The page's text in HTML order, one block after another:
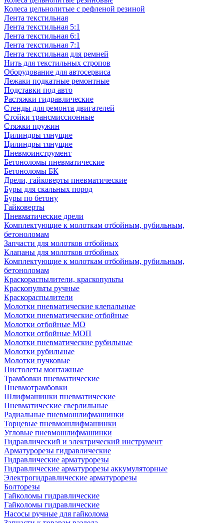
Колеса цельнолитые с рефленой резиной
Лента текстильная
Лента текстильная 5:1
Лента текстильная 6:1
Лента текстильная 7:1
Лента текстильная для ремней
Нить для текстильных стропов
Оборудование для автосервиса
Лежаки подкатные ремонтные
Подставки под авто
Растяжки гидравлические
Стенды для ремонта двигателей
Стойки трансмиссионные
Стяжки пружин
Цилиндры тянущие
Цилиндры тянущие
Пневмоинструмент
Бетоноломы пневматические
Бетоноломы БК
Дрели, гайковерты пневматические
Буры для скальных пород
Буры по бетону
Гайковерты
Пневматические дрели
Комплектующие к молоткам отбойным, рубильным,
бетоноломам
Запчасти для молотков отбойных
Клапаны для молотков отбойных
Комплектующие к молоткам отбойным, рубильным,
бетоноломам
Краскораспылители, краскопульты
Краскопульты ручные
Краскораспылители
Молотки пневматические клепальные
Молотки пневматические отбойные
Молотки отбойные МО
Молотки отбойные МОП
Молотки пневматические рубильные
Молотки рубильные
Молотки пучковые
Пистолеты монтажные
Трамбовки пневматические
Пневмотрамбовки
Шлифмашинки пневматические
Пневматические сверлильные
Радиальные пневмошлифмашинки
Торцевые пневмошлифмашинки
Угловые пневмошлифмашинки
Гидравлический и электрический инструмент
Арматурорезы гидравлические
Гидравлические арматурорезы
Гидравлические арматурорезы аккумуляторные
Электрогидравлические арматурорезы
Болторезы
Гайколомы гидравлические
Гайколомы гидравлические
Насосы ручные для гайколома